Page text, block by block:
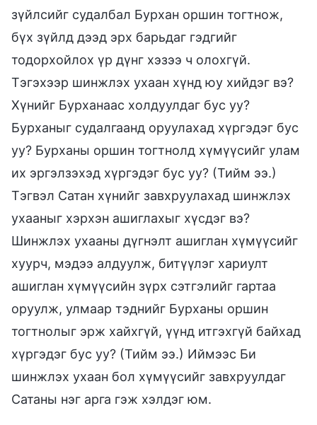
зүйлсийг судалбал Бурхан оршин тогтнож,
бүх зүйлд дээд эрх барьдаг гэдгийг
тодорхойлох үр дүнг хэзээ ч олохгүй.
Тэгэхээр шинжлэх ухаан хүнд юу хийдэг вэ?
Хүнийг Бурханаас холдуулдаг бус уу?
Бурханыг судалгаанд оруулахад хүргэдэг бус
уу? Бурханы оршин тогтнолд хүмүүсийг улам
их эргэлзэхэд хүргэдэг бус уу? (Тийм ээ.)
Тэгвэл Сатан хүнийг завхруулахад шинжлэх
ухааныг хэрхэн ашиглахыг хүсдэг вэ?
Шинжлэх ухааны дүгнэлт ашиглан хүмүүсийг
хуурч, мэдээ алдуулж, битүүлэг хариулт
ашиглан хүмүүсийн зүрх сэтгэлийг гартаа
оруулж, улмаар тэднийг Бурханы оршин
тогтнолыг эрж хайхгүй, үүнд итгэхгүй байхад
хүргэдэг бус уу? (Тийм ээ.) Иймээс Би
шинжлэх ухаан бол хүмүүсийг завхруулдаг
Сатаны нэг арга гэж хэлдэг юм.